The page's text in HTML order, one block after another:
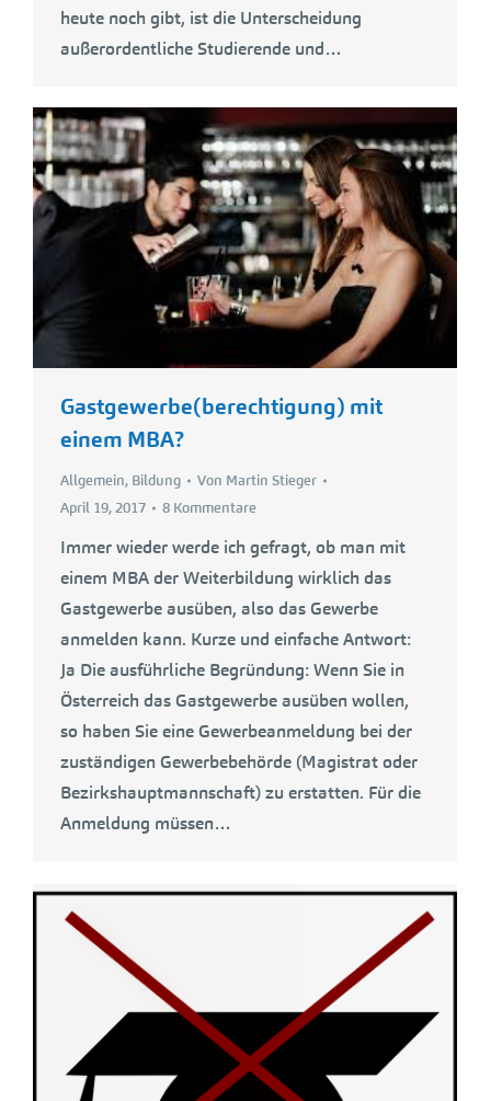
heute noch gibt, ist die Unterscheidung
außerordentliche Studierende und…
Gastgewerbe(berechtigung) mit
einem MBA?
Allgemein, Bildung Von Martin Stieger
April 19, 2017
8 Kommentare
Immer wieder werde ich gefragt, ob man mit
einem MBA der Weiterbildung wirklich das
Gastgewerbe ausüben, also das Gewerbe
anmelden kann. Kurze und einfache Antwort:
Ja Die ausführliche Begründung: Wenn Sie in
Österreich das Gastgewerbe ausüben wollen,
so haben Sie eine Gewerbeanmeldung bei der
zuständigen Gewerbebehörde (Magistrat oder
Bezirkshauptmannschaft) zu erstatten. Für die
Anmeldung müssen…